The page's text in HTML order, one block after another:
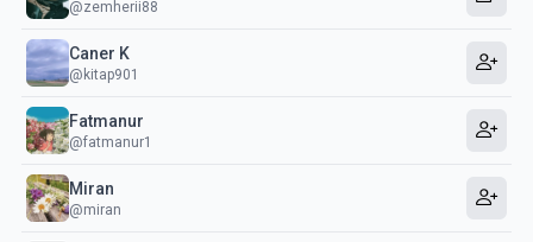
@zemherii88
Caner K
@kitap901
Fatmanur
@fatmanur1
Miran
@miran